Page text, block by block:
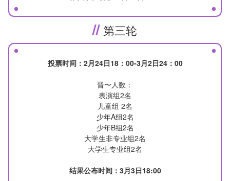
第三轮
投票时间：2月24日18：00-3月2日24：00
晋〜人数：
表演组2名
儿童组 2名
少年A组2名
少年B组2名
大学生非专业组2名
大学生专业组2名
结果公布时间：3月3日18:00